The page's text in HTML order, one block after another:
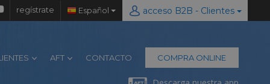
regístrate Español acceso B2B - Clientes
AFT CONTACTO COMPRA ONLINE